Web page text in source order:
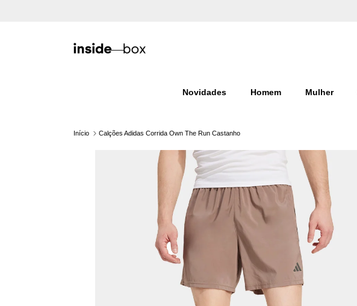
Novidades Homem Mulher
Início Calções Adidas Corrida Own The Run Castanho